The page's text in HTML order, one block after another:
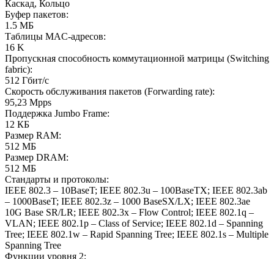
Каскад, Кольцо
Буфер пакетов:
1.5 МБ
Таблицы MAC-адресов:
16 K
Пропускная способность коммутационной матрицы (Switching
fabric):
512 Гбит/с
Скорость обслуживания пакетов (Forwarding rate):
95,23 Mpps
Поддержка Jumbo Frame:
12 КБ
Размер RAM:
512 МБ
Размер DRAM:
512 МБ
Стандарты и протоколы:
IEEE 802.3 – 10BaseT; IEEE 802.3u – 100BaseTX; IEEE 802.3ab
– 1000BaseT; IEEE 802.3z – 1000 BaseSX/LX; IEEE 802.3ae
10G Base SR/LR; IEEE 802.3x – Flow Control; IEEE 802.1q –
VLAN; IEEE 802.1p – Class of Service; IEEE 802.1d – Spanning
Tree; IEEE 802.1w – Rapid Spanning Tree; IEEE 802.1s – Multiple
Spanning Tree
Функции уровня 2: